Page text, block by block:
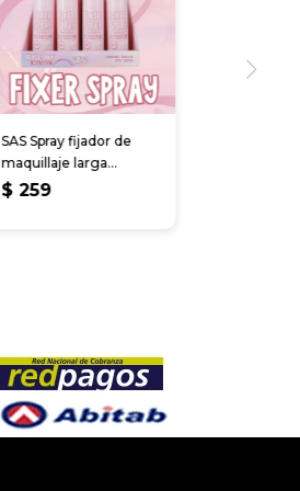
SAS Spray fijador de
maquillaje larga
duración
$ 259